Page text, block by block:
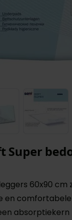
View larger image
View
Super
60x90 cm
en comfortabele
absorptiekern